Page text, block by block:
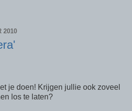
2010
je doen! Krijgen jullie ook zoveel
los te laten?